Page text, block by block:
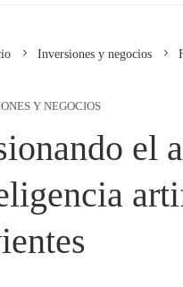
Inversiones y negocios
Y NEGOCIOS
el